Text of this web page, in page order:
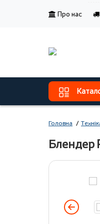
Про нас
Головна
Блендер